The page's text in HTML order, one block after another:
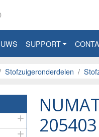
SUPPORT
Stofzuigeronderdelen
205403